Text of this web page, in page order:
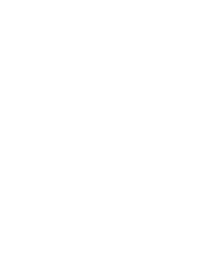
nachádza svetoznáma zátoka Hanifar,
čistou lagúnou;
bar, 5 barov, bazén, SPA
(za poplatok), trezor, TV, Wi-Fi (za